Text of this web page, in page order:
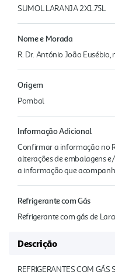
SUMOL LARANJA 2X1.75L
Nome e Morada
R. Dr. António João
Origem
Pombal
Informação Adicional
Confirmar a informação no
alterações de embalagens
a informação que
Refrigerante com Gás
Refrigerante com gás de
Descrição
REFRIGERANTES COM